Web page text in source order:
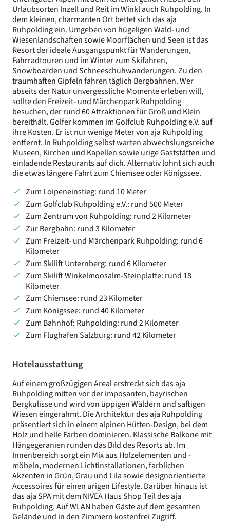
Urlaubsorten Inzell und Reit im Winkl auch Ruhpolding. In
dem kleinen, charmanten Ort bettet sich das aja
Ruhpolding ein. Umgeben von hügeligen Wald- und
Wiesenlandschaften sowie Moorflächen und Seen ist das
Resort der ideale Ausgangspunkt für Wanderungen,
Fahrradtouren und im Winter zum Skifahren,
Snowboarden und Schneeschuhwanderungen. Zu den
traumhaften Gipfeln fahren täglich Bergbahnen. Wer
abseits der Natur unvergessliche Momente erleben will,
sollte den Freizeit- und Märchenpark Ruhpolding
besuchen, der rund 60 Attraktionen für Groß und Klein
bereithält. Golfer kommen im Golfclub Ruhpolding e.V. auf
ihre Kosten. Er ist nur wenige Meter von aja Ruhpolding
entfernt. In Ruhpolding selbst warten abwechslungsreiche
Museen, Kirchen und Kapellen sowie urige Gaststätten und
einladende Restaurants auf dich. Alternativ lohnt sich auch
die etwas längere Fahrt zum Chiemsee oder Königssee.
Zum Loipeneinstieg: rund 10 Meter
Zum Golfclub Ruhpolding e.V.: rund 500 Meter
Zum Zentrum von Ruhpolding: rund 2 Kilometer
Zur Bergbahn: rund 3 Kilometer
Zum Freizeit- und Märchenpark Ruhpolding: rund 6
Kilometer
Zum Skilift Unternberg: rund 6 Kilometer
Zum Skilift Winkelmoosalm-Steinplatte: rund 18
Kilometer
Zum Chiemsee: rund 23 Kilometer
Zum Königssee: rund 40 Kilometer
Zum Bahnhof: Ruhpolding: rund 2 Kilometer
Zum Flughafen Salzburg: rund 42 Kilometer
Hotelausstattung
Auf einem großzügigen Areal erstreckt sich das aja
Ruhpolding mitten vor der imposanten, bayrischen
Bergkulisse und wird von üppigen Wäldern und saftigen
Wiesen eingerahmt. Die Architektur des aja Ruhpolding
präsentiert sich in einem alpinen Hütten-Design, bei dem
Holz und helle Farben dominieren. Klassische Balkone mit
Hängegeranien runden das Bild des Resorts ab. Im
Innenbereich sorgt ein Mix aus Holzelementen und -
möbeln, modernen Lichtinstallationen, farblichen
Akzenten in Grün, Grau und Lila sowie designorientierte
Accessoires für einen urigen Lifestyle. Darüber hinaus ist
das aja SPA mit dem NIVEA Haus Shop Teil des aja
Ruhpolding. Auf WLAN haben Gäste auf dem gesamten
Gelände und in den Zimmern kostenfrei Zugriff.